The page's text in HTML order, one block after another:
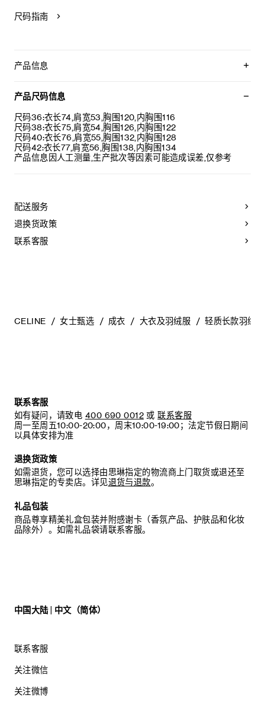
尺码指南
产品信息
衬垫：90%羽绒，10%羽毛
宽松版型
高领
2个侧袋
衣袖饰罗纹饰边
拉链开合
产品尺码信息
尺码36:衣长74,肩宽53,胸围120,内胸围116
尺码38:衣长75,肩宽54,胸围126,内胸围122
尺码40:衣长76,肩宽55,胸围132,内胸围128
尺码42:衣长77,肩宽56,胸围138,内胸围134
产品信息因人工测量,生产批次等因素可能造成误差,仅参考
配送服务
退换货政策
联系客服
CELINE 女士甄选 成衣 大衣及羽绒服 轻质长款羽绒
联系客服
如有疑问，请致电 400 690 0012 或 联系客服
周一至周五10:00-20:00，周末10:00-19:00；法定节假日期间
以具体安排为准
退换货政策
如需退货，您可以选择由思琳指定的物流商上门取货或退还至
思琳指定的专卖店。详见退货与退款。
礼品包装
商品尊享精美礼盒包装并附感谢卡（香氛产品、护肤品和化妆
品除外）。如需礼品袋请联系客服。
中国大陆 | 中文（简体）
联系客服
关注微信
关注微博